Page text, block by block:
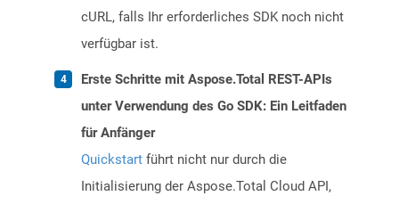
cURL, falls Ihr erforderliches SDK noch nicht
verfügbar ist.
Erste Schritte mit Aspose.Total REST-APIs
unter Verwendung des Go SDK: Ein Leitfaden
für Anfänger
Quickstart führt nicht nur durch die
Initialisierung der Aspose.Total Cloud API,